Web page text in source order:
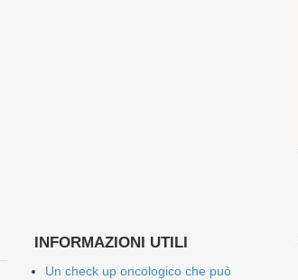
INFORMAZIONI UTILI
Un check up oncologico che può